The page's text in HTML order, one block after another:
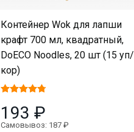
Контейнер Wok для лапши
крафт 700 мл, квадратный,
DoECO Noodles, 20 шт (15 уп/
кор)
193 ₽
Самовывоз: 187 ₽